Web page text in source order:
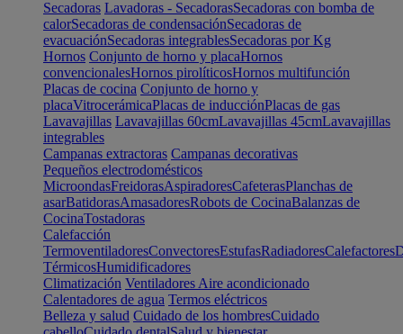
Secadoras Lavadoras - SecadorasSecadoras con bomba de
calorSecadoras de condensaciónSecadoras de
evacuaciónSecadoras integrablesSecadoras por Kg
Hornos Conjunto de horno y placaHornos
convencionalesHornos pirolíticosHornos multifunción
Placas de cocina Conjunto de horno y
placaVitrocerámicaPlacas de inducciónPlacas de gas
Lavavajillas Lavavajillas 60cmLavavajillas 45cmLavavajillas
integrables
Campanas extractoras Campanas decorativas
Pequeños electrodomésticos
MicroondasFreidorasAspiradoresCafeterasPlanchas de
asarBatidorasAmasadoresRobots de CocinaBalanzas de
CocinaTostadoras
Calefacción
TermoventiladoresConvectoresEstufasRadiadoresCalefactores
TérmicosHumidificadores
Climatización Ventiladores Aire acondicionado
Calentadores de agua Termos eléctricos
Belleza y salud Cuidado de los hombresCuidado